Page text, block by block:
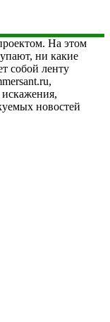
На этом
ни какие
собой ленту
новостей